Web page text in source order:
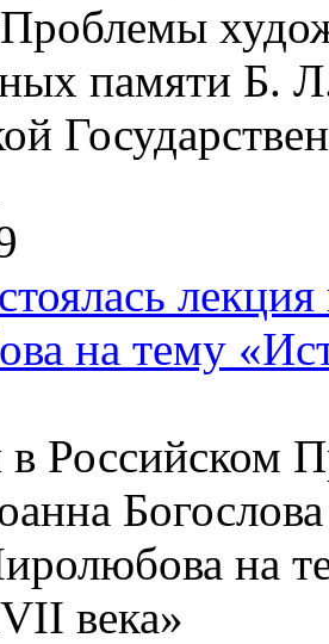
памяти Б.
на тему
в Российском
на
века»